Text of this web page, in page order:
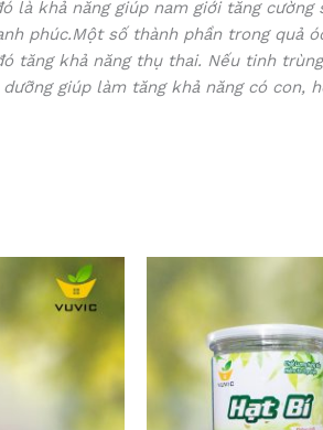
là khả năng giúp nam giới tăng
phúc.Một số thành phần trong quả
tăng khả năng thụ thai. Nếu tinh
giúp làm tăng khả năng có